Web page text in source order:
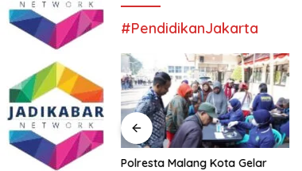
#PendidikanJakarta
Kota
Polresta Malang Kota Gelar